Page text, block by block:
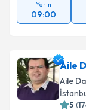
Yarın
09:00
Aile
Aile
5 (